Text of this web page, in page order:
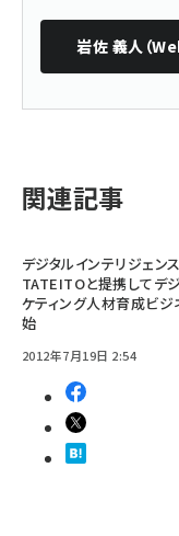
岩佐 義人（
関連記事
デジタルインテリジェンス
TATEITOと提携してデ
ケティング人材育成ビジ
始
2012年7月19日 2:54